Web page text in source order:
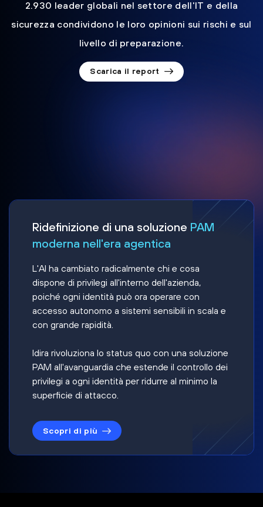
2.930 leader globali nel settore dell'IT e della
sicurezza condividono le loro opinioni sui rischi e sul
livello di preparazione.
Scarica il report
Ridefinizione di una soluzione PAM
moderna nell'era agentica
L'AI ha cambiato radicalmente chi e cosa
dispone di privilegi all'interno dell'azienda,
poiché ogni identità può ora operare con
accesso autonomo a sistemi sensibili in scala e
con grande rapidità.
Idira rivoluziona lo status quo con una soluzione
PAM all'avanguardia che estende il controllo dei
privilegi a ogni identità per ridurre al minimo la
superficie di attacco.
Scopri di più